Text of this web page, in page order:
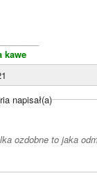
kawe
napisał(a)
ozdobne to jaka